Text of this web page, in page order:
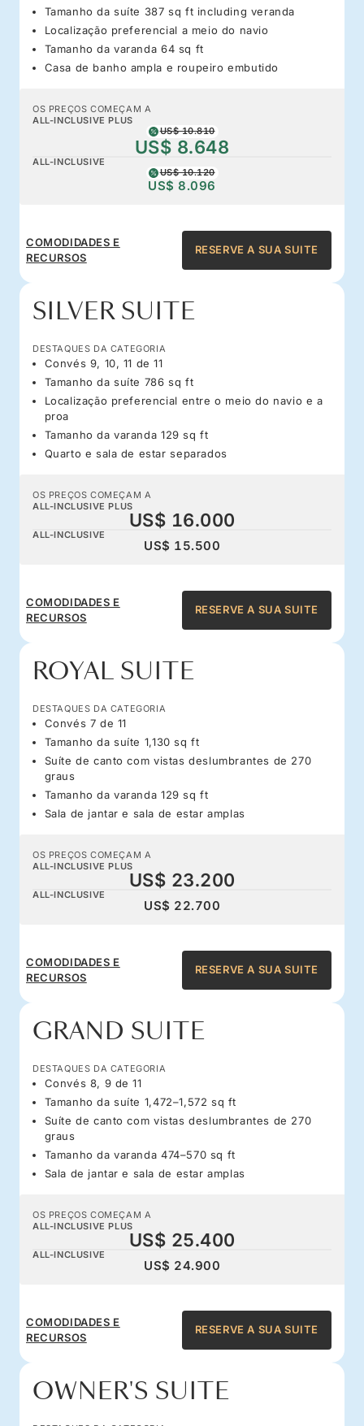
Tamanho da suíte 387 sq ft including veranda
Localização preferencial a meio do navio
Tamanho da varanda 64 sq ft
Casa de banho ampla e roupeiro embutido
OS PREÇOS COMEÇAM A
ALL-INCLUSIVE PLUS
US$ 10.810
US$ 8.648
ALL-INCLUSIVE
US$ 10.120
US$ 8.096
COMODIDADES E
RECURSOS
RESERVE A SUA SUITE
SILVER SUITE
DESTAQUES DA CATEGORIA
Convés 9, 10, 11 de 11
Tamanho da suíte 786 sq ft
Localização preferencial entre o meio do navio e a
proa
Tamanho da varanda 129 sq ft
Quarto e sala de estar separados
OS PREÇOS COMEÇAM A
ALL-INCLUSIVE PLUS
US$ 16.000
ALL-INCLUSIVE
US$ 15.500
COMODIDADES E
RECURSOS
RESERVE A SUA SUITE
ROYAL SUITE
DESTAQUES DA CATEGORIA
Convés 7 de 11
Tamanho da suíte 1,130 sq ft
Suíte de canto com vistas deslumbrantes de 270
graus
Tamanho da varanda 129 sq ft
Sala de jantar e sala de estar amplas
OS PREÇOS COMEÇAM A
ALL-INCLUSIVE PLUS
US$ 23.200
ALL-INCLUSIVE
US$ 22.700
COMODIDADES E
RECURSOS
RESERVE A SUA SUITE
GRAND SUITE
DESTAQUES DA CATEGORIA
Convés 8, 9 de 11
Tamanho da suíte 1,472–1,572 sq ft
Suíte de canto com vistas deslumbrantes de 270
graus
Tamanho da varanda 474–570 sq ft
Sala de jantar e sala de estar amplas
OS PREÇOS COMEÇAM A
ALL-INCLUSIVE PLUS
US$ 25.400
ALL-INCLUSIVE
US$ 24.900
COMODIDADES E
RECURSOS
RESERVE A SUA SUITE
OWNER'S SUITE